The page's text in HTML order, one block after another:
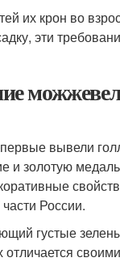
их крон во
эти
вывели
и золотую
России.
густые